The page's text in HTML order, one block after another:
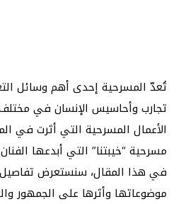
تُعدّ المسرحية إحدى أهم وسائل
تجارب وأحاسيس الإنسان في
الأعمال المسرحية التي أثرت في
مسرحية “خيبتنا” التي أبدعها
في هذا المقال، سنستعرض تفاصيل
موضوعاتها وأثرها على الجمهور